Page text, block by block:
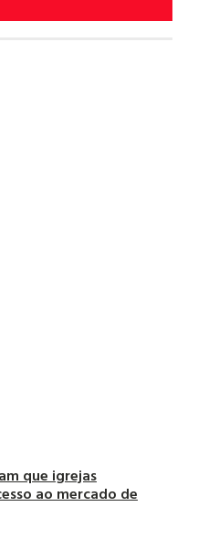
que igrejas
ao mercado de